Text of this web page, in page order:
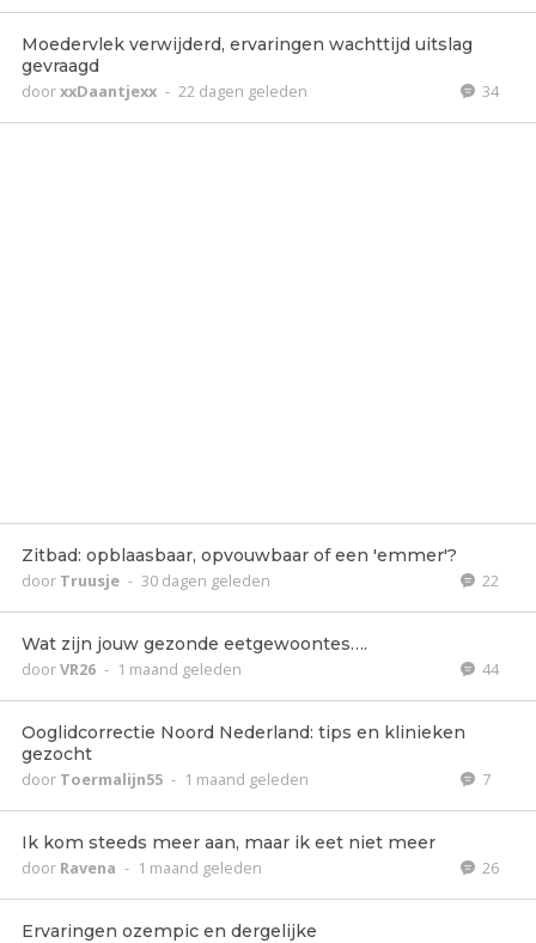
Moedervlek verwijderd, ervaringen wachttijd uitslag
gevraagd
doorxxDaantjexx - 22 dagen geleden 34
Zitbad: opblaasbaar, opvouwbaar of een 'emmer'?
door Truusje - 30 dagen geleden 22
Wat zijn jouw gezonde eetgewoontes….
doorVR26 - 1 maand geleden 44
Ooglidcorrectie Noord Nederland: tips en klinieken
gezocht
door Toermalijn55 - 1 maand geleden 7
Ik kom steeds meer aan, maar ik eet niet meer
door Ravena - 1 maand geleden 26
Ervaringen ozempic en dergelijke